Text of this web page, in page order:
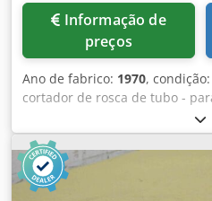
preços
Ano de fabrico: 1970, condição:
cortador de rosca de tubo -
polegadas -com: mandíbulas
Pés com função de paragem
tubos Dcodpod Nadbjfx Alfek -
operacional: 220 volts -
Peso: 166 kg